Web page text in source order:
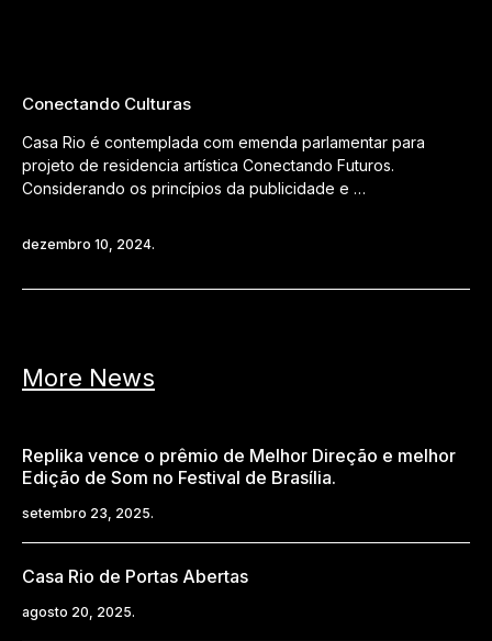
Conectando Culturas
Casa Rio é contemplada com emenda parlamentar para
projeto de residencia artística Conectando Futuros.
Considerando os princípios da publicidade e …
dezembro 10, 2024.
More News
Replika vence o prêmio de Melhor Direção e melhor
Edição de Som no Festival de Brasília.
setembro 23, 2025.
Casa Rio de Portas Abertas
agosto 20, 2025.